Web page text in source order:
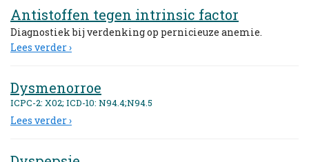
Antistoffen tegen intrinsic factor
Diagnostiek bij verdenking op pernicieuze anemie.
Lees verder ›
Dysmenorroe
ICPC-2: X02; ICD-10: N94.4;N94.5
Lees verder ›